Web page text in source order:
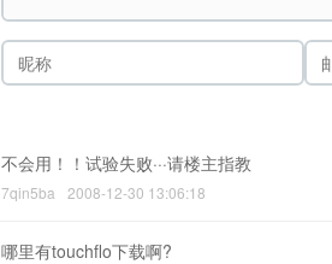
不会用！！试验失败···请楼主指教
7qin5ba 2008-12-30 13:06:18
哪里有touchflo下载啊?